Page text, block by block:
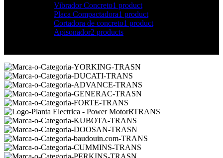
Vibrador Concreto1 product
Placa Compactadora1 product
Cortadora de concreto1 product
Apisonador2 products